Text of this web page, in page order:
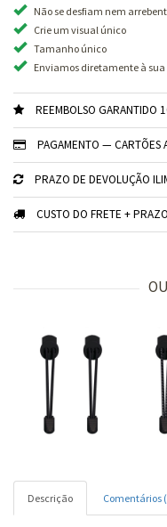
Não se desfiam nem
Crie um visual único
Tamanho único
Enviamos diretamente à sua
REEMBOLSO GARANTIDO
PAGAMENTO — CARTÕES
PRAZO DE DEVOLUÇÃO
CUSTO DO FRETE +
Descrição Comentários